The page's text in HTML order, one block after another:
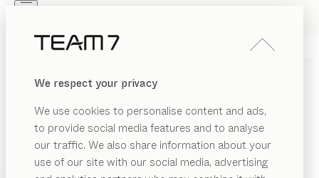
We respect your privacy
We use cookies to personalise content and ads,
to provide social media features and to analyse
our traffic. We also share information about your
use of our site with our social media, advertising
PRODUKTE
INSPIRATION
HÄNDLER
MASSIVHOLZMÖBEL IN
WOLFSBURG VON TEAM 7